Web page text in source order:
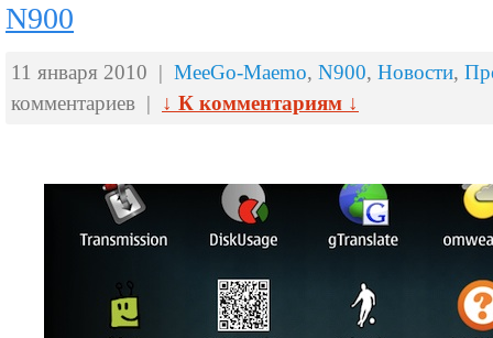
N900
11 января 2010 | MeeGo-Maemo, N900, Новости,
комментариев | ↓ К комментариям ↓